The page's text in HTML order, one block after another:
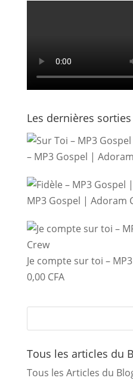
Les dernières
– MP3 Gospel |
MP3 Gospel | Adoram
Je compte sur toi –
0,00 CFA
Tous les articles du
Tous les Articles du